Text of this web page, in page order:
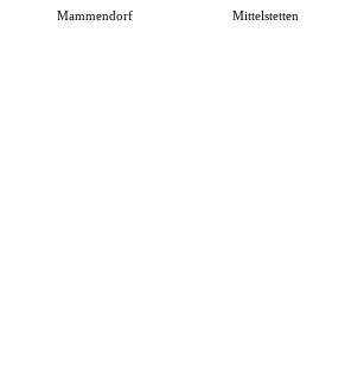
Mammendorf Mittelstetten